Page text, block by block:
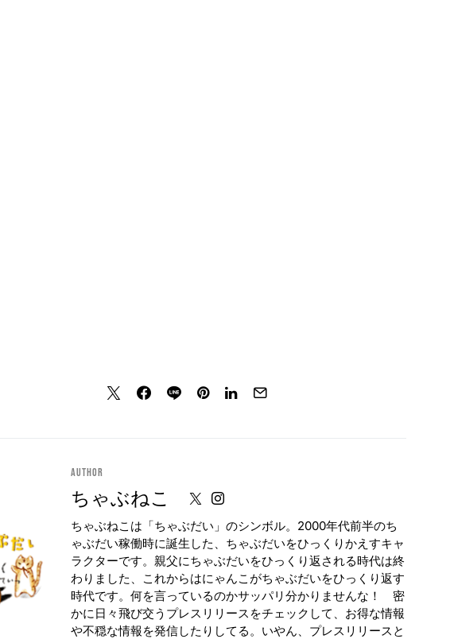
Author
ちゃぶねこ
ちゃぶねこは「ちゃぶだい」のシンボル。2000年代前半のち
ゃぶだい稼働時に誕生した、ちゃぶだいをひっくりかえすキャ
ラクターです。親父にちゃぶだいをひっくり返される時代は終
わりました、これからはにゃんこがちゃぶだいをひっくり返す
時代です。何を言っているのかサッパリ分かりませんな！ 密
かに日々飛び交うプレスリリースをチェックして、お得な情報
や不穏な情報を発信したりしてる。いやん、プレスリリースと